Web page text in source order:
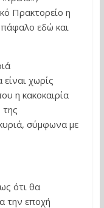
Πρακτορείο η
εδώ και
χωρίς
η κακοκαιρία
της
σύμφωνα με
ότι θα
την εποχή